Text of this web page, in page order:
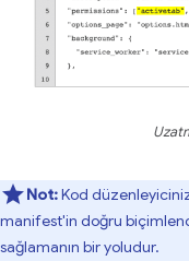
Not:Kod
manifest'in doğru
sağlamanın bir yoludur.